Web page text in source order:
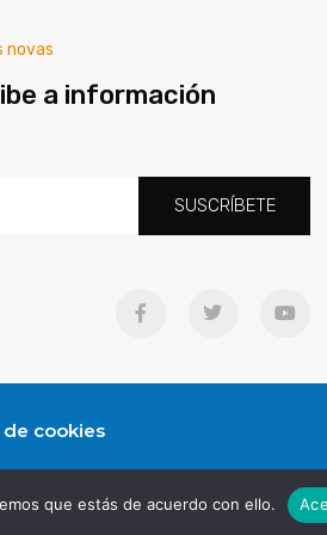
novas
a información
SUSCRÍBETE
cookies
Algúns dereitos
que estás de acuerdo con ello.